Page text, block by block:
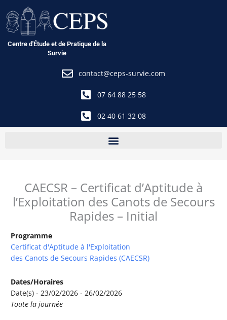
au
contenu
Centre d'Étude et de Pratique de la
Survie
contact@ceps-survie.com
07 64 88 25 58
02 40 61 32 08
CAECSR – Certificat d’Aptitude à
l’Exploitation des Canots de Secours
Rapides – Initial
Programme
Certificat d'Aptitude à l'Exploitation
des Canots de Secours Rapides (CAECSR)
Dates/Horaires
Date(s) - 23/02/2026 - 26/02/2026
Toute la journée